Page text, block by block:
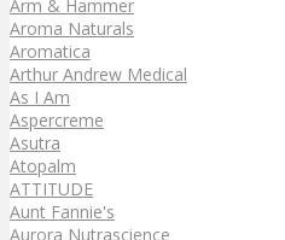
Arm & Hammer
Aroma Naturals
Aromatica
Arthur Andrew Medical
As I Am
Aspercreme
Asutra
Atopalm
ATTITUDE
Aunt Fannie's
Aurora Nutrascience